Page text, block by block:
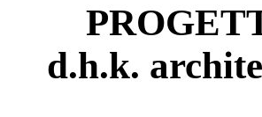
d.h.k.